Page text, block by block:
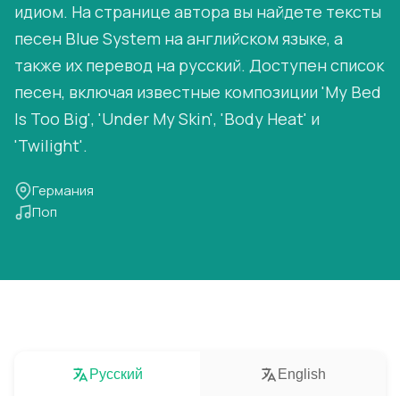
идиом. На странице автора вы найдете тексты
песен Blue System на английском языке, а
также их перевод на русский. Доступен список
песен, включая известные композиции 'My Bed
Is Too Big', 'Under My Skin', 'Body Heat' и
'Twilight'.
Германия
Поп
Русский English